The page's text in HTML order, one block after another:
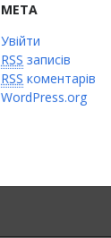
МЕТА
Увійти
RSS записів
RSS коментарів
WordPress.org